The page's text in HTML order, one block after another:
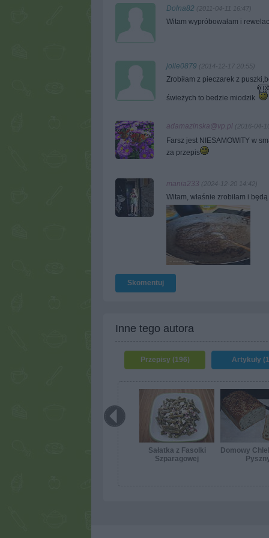
Dolna82 (2011-04-11 16:47)
Witam wypróbowałam i
jolie0879 (2014-12-17 20:55)
Zrobiłam z pieczarek z
świeżych to bedzie miodzik
adamazinska@vp.pl (2016-04-
Farsz jest NIESAMOWITY w
za przepis
mania233 (2024-12-20 14:42)
Witam, właśnie zrobiłam i
Skomentuj
Inne tego autora
Przepisy (196) Artykuły
Sałatka z Fasolki
Szparagowej
Domowy